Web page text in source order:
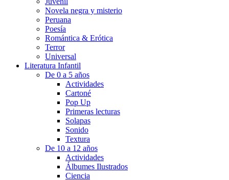
Novela negra y misterio
Peruana
Poesía
Romántica & Erótica
Terror
Universal
Literatura Infantil
De 0 a 5 años
Actividades
Cartoné
Pop Up
Primeras lecturas
Solapas
Sonido
Textura
De 10 a 12 años
Actividades
Álbumes Ilustrados
Ciencia